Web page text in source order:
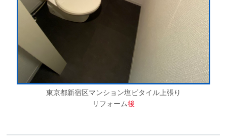
東京都新宿区マンション塩ビタイル上張り
リフォーム後